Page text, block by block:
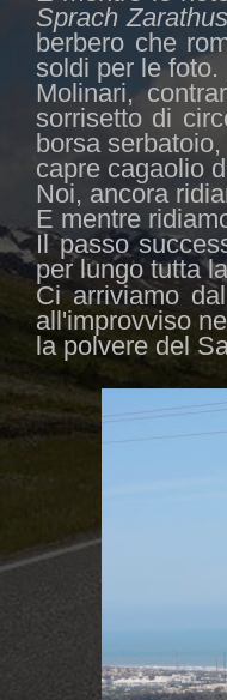
Sprach
berbero che
soldi per le foto.
Molinari,
sorrisetto di
borsa
capre cagaolio
Noi, ancora
E mentre
Il passo
per lungo tutta
Ci arriviamo
all'improvviso
la polvere del